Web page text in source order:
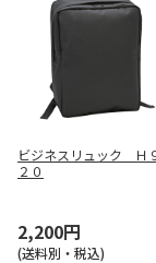
ビジネスリュック Ｈ
２０
2,200円
(送料別・税込)